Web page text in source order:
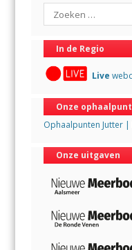
Search
In de Regio
Live
Onze
Ophaalpunten Jutter
Onze uitgaven